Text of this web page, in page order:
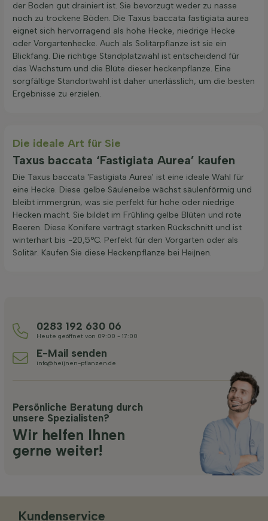
der Boden gut drainiert ist. Sie bevorzugt weder zu nasse
noch zu trockene Böden. Die Taxus baccata fastigiata aurea
eignet sich hervorragend als hohe Hecke, niedrige Hecke
oder Vorgartenhecke. Auch als Solitärpflanze ist sie ein
Blickfang. Die richtige Standplatzwahl ist entscheidend für
das Wachstum und die Blüte dieser heckenpflanze. Eine
sorgfältige Standortwahl ist daher unerlässlich, um die besten
Ergebnisse zu erzielen.
Die ideale Art für Sie
Taxus baccata ‘Fastigiata Aurea’ kaufen
Die Taxus baccata 'Fastigiata Aurea' ist eine ideale Wahl für
eine Hecke. Diese gelbe Säuleneibe wächst säulenförmig und
bleibt immergrün, was sie perfekt für hohe oder niedrige
Hecken macht. Sie bildet im Frühling gelbe Blüten und rote
Beeren. Diese Konifere verträgt starken Rückschnitt und ist
winterhart bis -20,5°C. Perfekt für den Vorgarten oder als
Solitär. Kaufen Sie diese Heckenpflanze bei Heijnen.
0283 192 630 06
Heute geöffnet von 09:00 - 17:00
E-Mail senden
info@heijnen-pflanzen.de
Persönliche Beratung durch
unsere Spezialisten?
Wir helfen Ihnen
gerne weiter!
Kundenservice